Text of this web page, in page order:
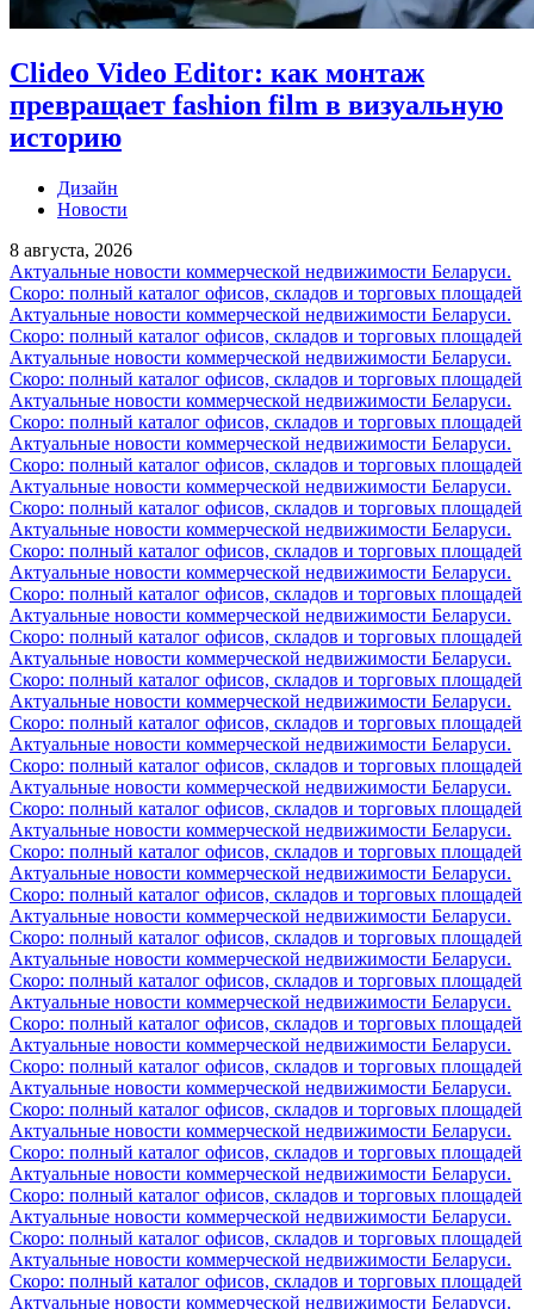
Clideo Video Editor: как монтаж
превращает fashion film в визуальную
историю
Дизайн
Новости
8 августа, 2026
Актуальные новости коммерческой недвижимости Беларуси.
Скоро: полный каталог офисов, складов и торговых площадей
Актуальные новости коммерческой недвижимости Беларуси.
Скоро: полный каталог офисов, складов и торговых площадей
Актуальные новости коммерческой недвижимости Беларуси.
Скоро: полный каталог офисов, складов и торговых площадей
Актуальные новости коммерческой недвижимости Беларуси.
Скоро: полный каталог офисов, складов и торговых площадей
Актуальные новости коммерческой недвижимости Беларуси.
Скоро: полный каталог офисов, складов и торговых площадей
Актуальные новости коммерческой недвижимости Беларуси.
Скоро: полный каталог офисов, складов и торговых площадей
Актуальные новости коммерческой недвижимости Беларуси.
Скоро: полный каталог офисов, складов и торговых площадей
Актуальные новости коммерческой недвижимости Беларуси.
Скоро: полный каталог офисов, складов и торговых площадей
Актуальные новости коммерческой недвижимости Беларуси.
Скоро: полный каталог офисов, складов и торговых площадей
Актуальные новости коммерческой недвижимости Беларуси.
Скоро: полный каталог офисов, складов и торговых площадей
Актуальные новости коммерческой недвижимости Беларуси.
Скоро: полный каталог офисов, складов и торговых площадей
Актуальные новости коммерческой недвижимости Беларуси.
Скоро: полный каталог офисов, складов и торговых площадей
Актуальные новости коммерческой недвижимости Беларуси.
Скоро: полный каталог офисов, складов и торговых площадей
Актуальные новости коммерческой недвижимости Беларуси.
Скоро: полный каталог офисов, складов и торговых площадей
Актуальные новости коммерческой недвижимости Беларуси.
Скоро: полный каталог офисов, складов и торговых площадей
Актуальные новости коммерческой недвижимости Беларуси.
Скоро: полный каталог офисов, складов и торговых площадей
Актуальные новости коммерческой недвижимости Беларуси.
Скоро: полный каталог офисов, складов и торговых площадей
Актуальные новости коммерческой недвижимости Беларуси.
Скоро: полный каталог офисов, складов и торговых площадей
Актуальные новости коммерческой недвижимости Беларуси.
Скоро: полный каталог офисов, складов и торговых площадей
Актуальные новости коммерческой недвижимости Беларуси.
Скоро: полный каталог офисов, складов и торговых площадей
Актуальные новости коммерческой недвижимости Беларуси.
Скоро: полный каталог офисов, складов и торговых площадей
Актуальные новости коммерческой недвижимости Беларуси.
Скоро: полный каталог офисов, складов и торговых площадей
Актуальные новости коммерческой недвижимости Беларуси.
Скоро: полный каталог офисов, складов и торговых площадей
Актуальные новости коммерческой недвижимости Беларуси.
Скоро: полный каталог офисов, складов и торговых площадей
Актуальные новости коммерческой недвижимости Беларуси.